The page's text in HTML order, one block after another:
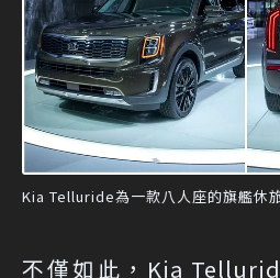
Kia Telluride為一款八人座的旗艦休
不僅如此，Kia